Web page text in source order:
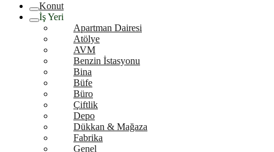
Konut
İş Yeri
Apartman Dairesi
Atölye
AVM
Benzin İstasyonu
Bina
Büfe
Büro
Çiftlik
Depo
Dükkan & Mağaza
Fabrika
Genel